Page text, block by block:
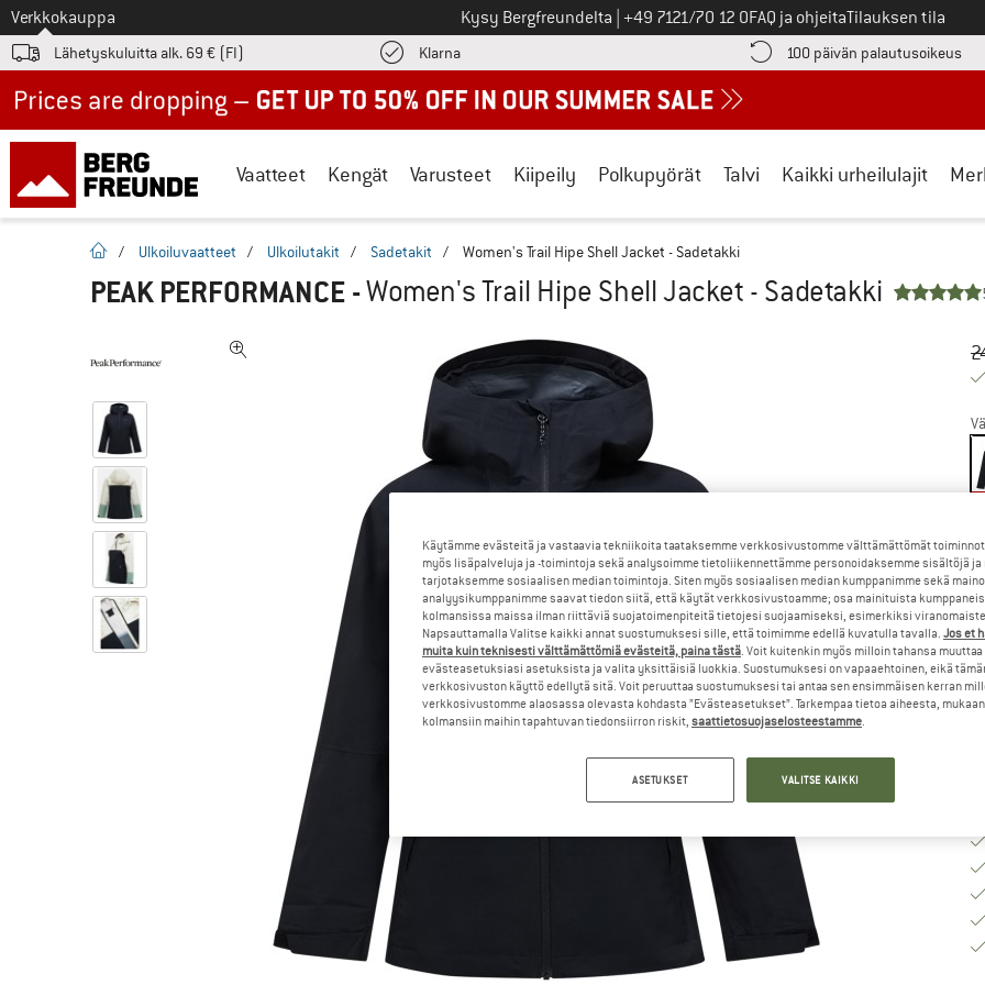
Tästä siirtyäksesi
Verkkokauppa Kysy Bergfreundelta Soita meille
+49 7121/70 12 0FAQ ja ohjeitaTilauksen tila
Lähetyskuluitta alk. 69 € (FI) KlarnaLöydä maksutiedot täältä! Avautuu tietokentässä 100 päivän palautusoikeus
Vaatteet Kengät Varusteet Kiipeily Polkupyörät Talvi Kaikki urheilulajit
Kotisivu
/ Ulkoiluvaatteet / Ulkoilutakit / Sadetakit / Women's Trail Hipe Shell Jacket - Sadetakki
PEAK PERFORMANCE -Women's Trail Hipe Shell Jacket - Sadetakki
Käytämme evästeitä ja vastaavia tekniikoita taataksemme verkkosivustomme välttämättömät
myös lisäpalveluja ja -toimintoja sekä analysoimme tietoliikennettämme personoidaksemme sisältöjä ja
tarjotaksemme sosiaalisen median toimintoja. Siten myös sosiaalisen median kumppanimme sekä
analyysikumppanimme saavat tiedon siitä, että käytät verkkosivustoamme; osa mainituista
kolmansissa maissa ilman riittäviä suojatoimenpiteitä tietojesi suojaamiseksi, esimerkiksi
Napsauttamalla Valitse kaikki annat suostumuksesi sille, että toimimme edellä kuvatulla tavalla. Jos et
muita kuin teknisesti välttämättömiä evästeitä, paina tästä. Voit kuitenkin myös milloin tahansa muuttaa
evästeasetuksiasi asetuksista ja valita yksittäisiä luokkia. Suostumuksesi on vapaaehtoinen, eikä
verkkosivuston käyttö edellytä sitä. Voit peruuttaa suostumuksesi tai antaa sen ensimmäisen kerran
verkkosivustomme alaosassa olevasta kohdasta ”Evästeasetukset”. Tarkempaa tietoa aiheesta,
kolmansiin maihin tapahtuvan tiedonsiirron riskit, saattietosuojaselosteestamme.
ASETUKSET VALITSE KAIKKI